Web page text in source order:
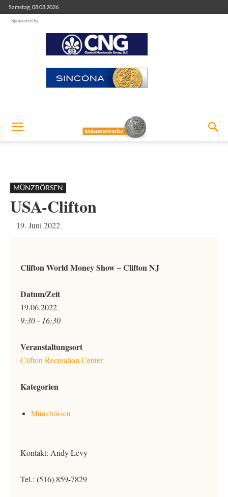
Samstag, 08.08.2026
Sponsored by
MÜNZBÖRSEN
USA-Clifton
19. Juni 2022
Clifton World Money Show – Clifton NJ
Datum/Zeit
19.06.2022
9:30 - 16:30
Veranstaltungsort
Clifton Recreation Center
Kategorien
Münzbörsen
Kontakt: Andy Levy
Tel.: (516) 859-7829